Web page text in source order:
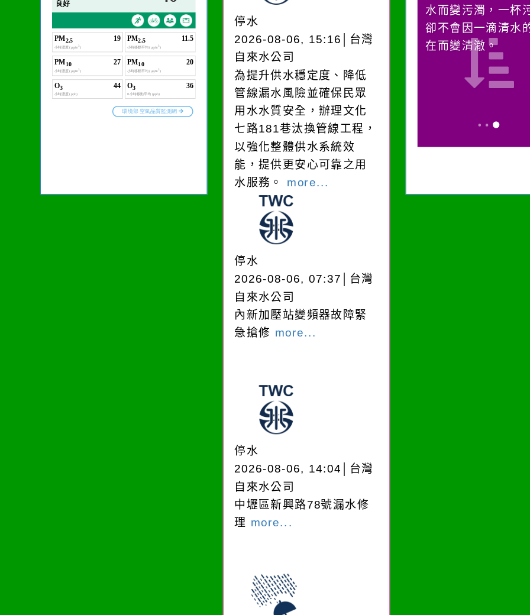
停水
2026-08-06, 15:16│台灣
自來水公司
為提升供水穩定度、降低
管線漏水風險並確保民眾
用水水質安全，辦理文化
七路181巷汰換管線工程，
以強化整體供水系統效
能，提供更安心可靠之用
水服務。 more...
停水
2026-08-06, 07:37│台灣
自來水公司
內新加壓站變頻器故障緊
急搶修 more...
停水
2026-08-06, 14:04│台灣
自來水公司
中壢區新興路78號漏水修
理 more...
它笑，它就對你笑；你
對它哭，它也對你哭。
誘惑。
水而變污濁，一杯
卻不會因一滴清水
在而變清澈。